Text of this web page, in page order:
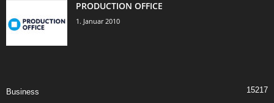
PRODUCTION OFFICE
1. Januar 2010
Business 15217